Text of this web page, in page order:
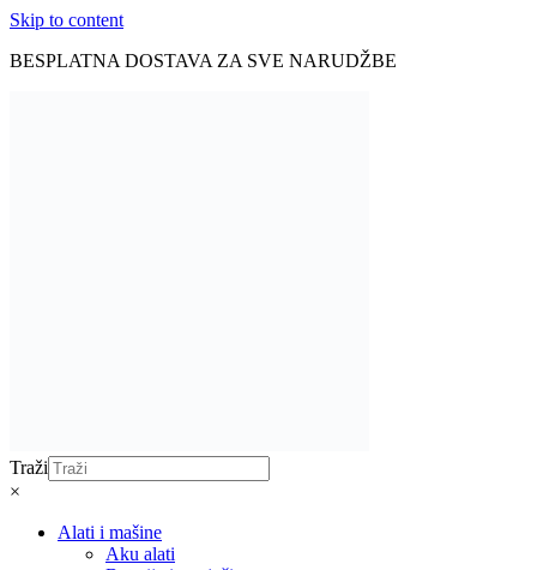
Skip to content
BESPLATNA DOSTAVA ZA SVE NARUDŽBE
Traži
×
Alati i mašine
Aku alati